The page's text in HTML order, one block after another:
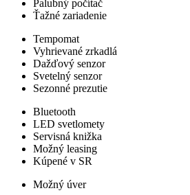
Palubný počítač
Ťažné zariadenie
Tempomat
Vyhrievané zrkadlá
Dažďový senzor
Svetelný senzor
Sezonné prezutie
Bluetooth
LED svetlomety
Servisná knižka
Možný leasing
Kúpené v SR
Možný úver